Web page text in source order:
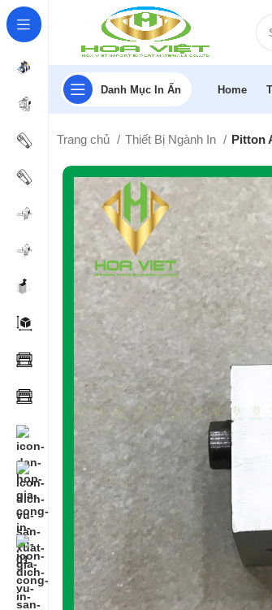
Danh Mục In Ấn Home
Trang chủ Thiết Bị Ngành In Pitton